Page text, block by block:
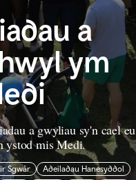
a
ym
a gwyliau sy'n cael eu
ystod mis Medi.
Sgwâr
Adeiladau Hanesyddol